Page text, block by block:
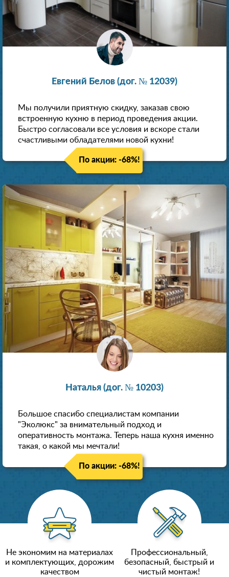
Евгений Белов (дог. № 12039)
Мы получили приятную скидку, заказав свою
встроенную кухню в период проведения акции.
Быстро согласовали все условия и вскоре стали
счастливыми обладателями новой кухни!
По акции: -68%!
Наталья (дог. № 10203)
Большое спасибо специалистам компании
"Эколюкс" за внимательный подход и
оперативность монтажа. Теперь наша кухня именно
такая, о какой мы мечтали!
По акции: -68%!
Не экономим на материалах
и комплектующих, дорожим
качеством
Профессиональный,
безопасный, быстрый и
чистый монтаж!